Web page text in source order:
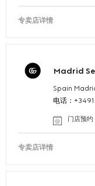
专卖店详情
Madrid
Spain
电话：
门店预约
专卖店详情